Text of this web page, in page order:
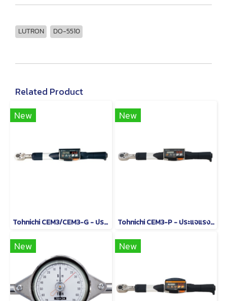
LUTRON DO-5510
Related Product
New
Tohnichi CEM3/CEM3-G - ประแจวัดแรงบิดแบบอ่านค่าโดยตรง
New
Tohnichi CEM3-P - ประแจแรงบิดดิจิตอลชนิดหัวเปลี่ยนได้
New New